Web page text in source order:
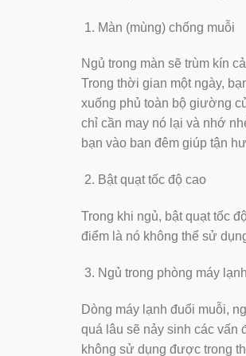
Màn (mùng) chống muỗi
Ngủ trong màn sẽ trùm kín
Trong thời gian một ngày,
xuống phủ toàn bộ giường
chỉ cần may nó lại và nhớ
bạn vào ban đêm giúp tận
Bật quạt tốc độ cao
Trong khi ngủ, bật quạt tốc
điểm là nó không thể sử
Ngủ trong phòng máy lạnh
Dòng máy lạnh đuổi muỗi,
quá lâu sẽ nảy sinh các vấn
không sử dụng được trong